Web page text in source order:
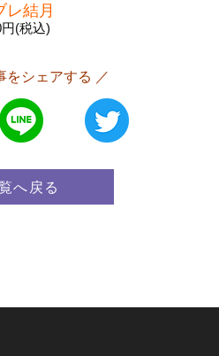
レ結月
(税込)
をシェアする ／
へ戻る